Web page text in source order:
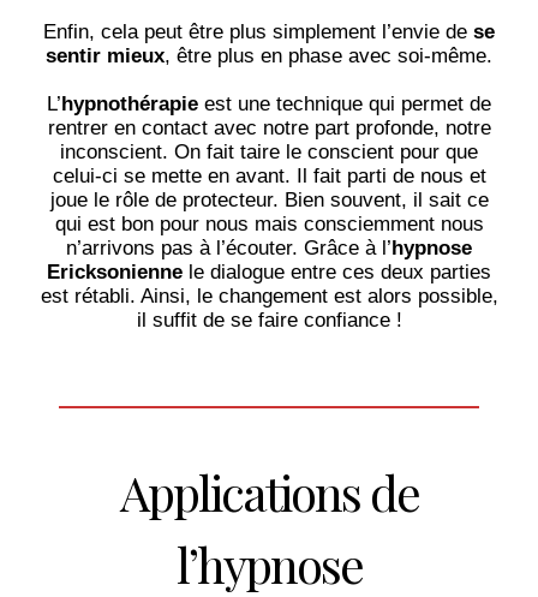
Enfin, cela peut être plus simplement l’envie de se
sentir mieux, être plus en phase avec soi-même.
L’hypnothérapie est une technique qui permet de
rentrer en contact avec notre part profonde, notre
inconscient. On fait taire le conscient pour que
celui-ci se mette en avant. Il fait parti de nous et
joue le rôle de protecteur. Bien souvent, il sait ce
qui est bon pour nous mais consciemment nous
n’arrivons pas à l’écouter. Grâce à l’hypnose
Ericksonienne le dialogue entre ces deux parties
est rétabli. Ainsi, le changement est alors possible,
il suffit de se faire confiance !
Applications de
l’hypnose